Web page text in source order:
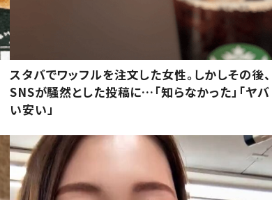
スタバでワッフルを注文した女性。しかしその後、
SNSが騒然とした投稿に…「知らなかった」「ヤバ
い安い」